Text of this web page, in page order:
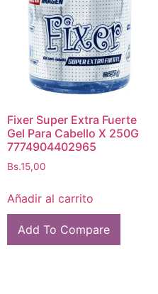
Fixer Super Extra Fuerte
Gel Para Cabello X 250G
7774904402965
Bs.15,00
Añadir al carrito
Add To Compare